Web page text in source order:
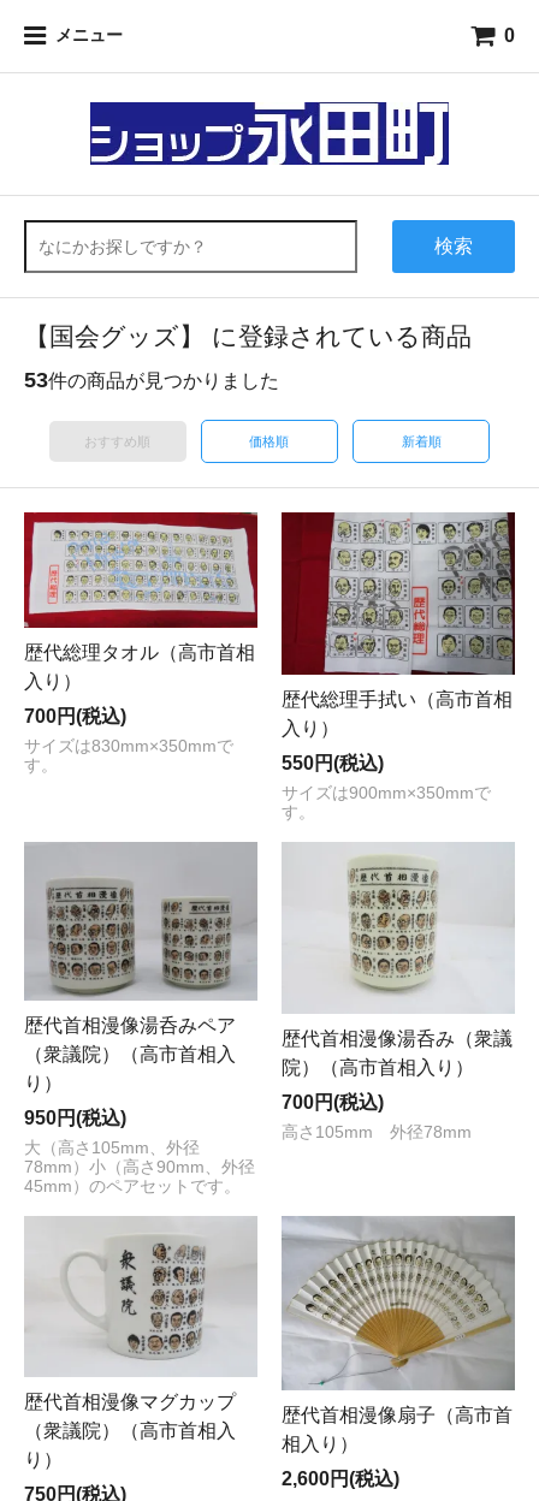
メニュー 0
検索
【国会グッズ】 に登録されている商品
53件の商品が見つかりました
おすすめ順 価格順 新着順
歴代総理タオル（高市首相
入り）
700円(税込)
サイズは830mm×350mmで
す。
歴代総理手拭い（高市首相
入り）
550円(税込)
サイズは900mm×350mmで
す。
歴代首相漫像湯呑みペア
（衆議院）（高市首相入
り）
950円(税込)
大（高さ105mm、外径
78mm）小（高さ90mm、外径
45mm）のペアセットです。
歴代首相漫像湯呑み（衆議
院）（高市首相入り）
700円(税込)
高さ105mm 外径78mm
歴代首相漫像マグカップ
（衆議院）（高市首相入
り）
750円(税込)
歴代首相漫像扇子（高市首
相入り）
2,600円(税込)